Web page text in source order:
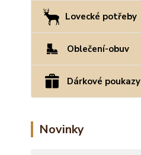
Lovecké potřeby
Oblečení-obuv
Dárkové poukazy
Novinky